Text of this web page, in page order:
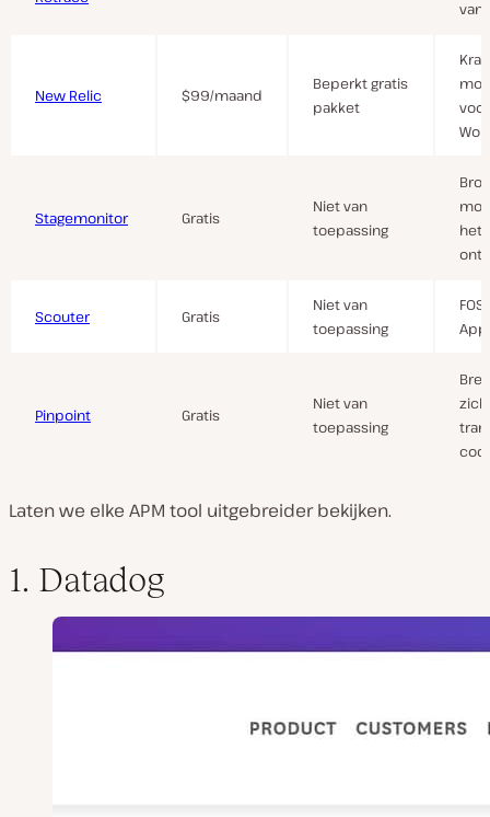
van
New Relic $99/maand
Beperkt gratis
pakket
Stagemonitor Gratis
Niet van
toepassing
het
Scouter Gratis
Niet van
toepassing
Pinpoint Gratis
Niet van
toepassing
Laten we elke APM tool uitgebreider bekijken.
1. Datadog